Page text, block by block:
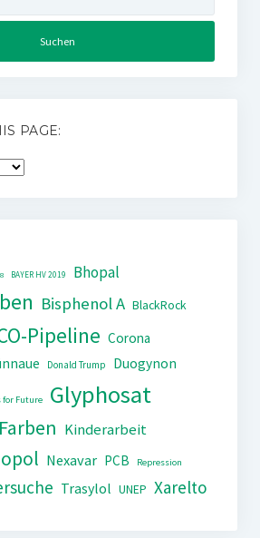
PAGE:
BAYER HV 2019 Bhopal
Bisphenol A BlackRock
Pipeline Corona
Donald Trump
Duogynon
for Future Glyphosat
Kinderarbeit
Nexavar PCB Repression
Trasylol UNEP Xarelto